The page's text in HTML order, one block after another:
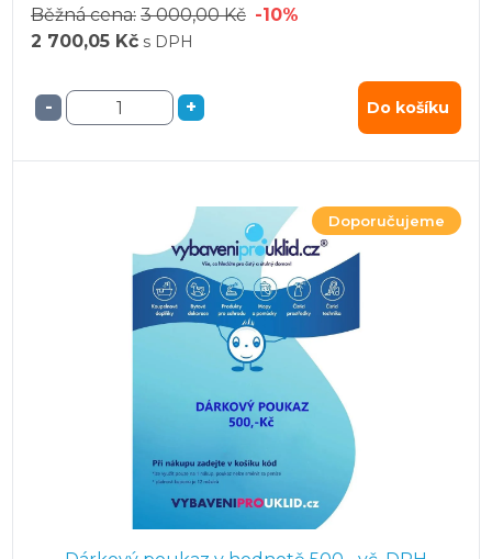
Běžná cena: 3 000,00 Kč -10%
2 700,05 Kč s DPH
- + Do košíku
Doporučujeme